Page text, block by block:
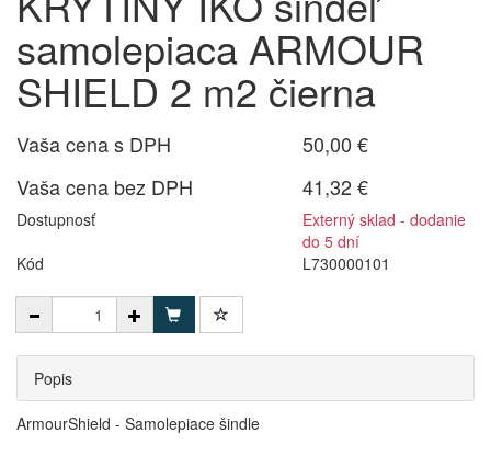
samolepiaca ARMOUR
SHIELD 2 m2 čierna
Vaša cena s DPH
50,00 €
Vaša cena bez DPH
41,32 €
Dostupnosť
Externý sklad - dodanie
do 5 dní
Kód
L730000101
Popis
ArmourShield - Samolepiace šindle